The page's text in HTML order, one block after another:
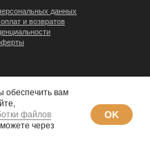
газ»
данных
и возвратов
обеспечить вам
файлов
через
OK